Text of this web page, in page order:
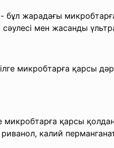
бұл жарадағы
мен жасанды
микробтарға қарсы
микробтарға қарсы
калий